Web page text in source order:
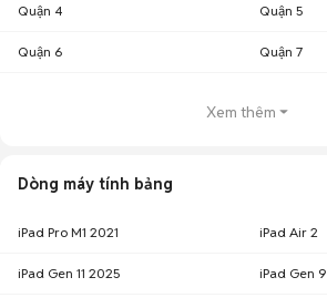
Quận 4 Quận 5
Quận 6 Quận 7
Xem thêm
Dòng máy tính bảng
iPad Pro M1 2021 iPad Air 2
iPad Gen 11 2025 iPad Gen 9